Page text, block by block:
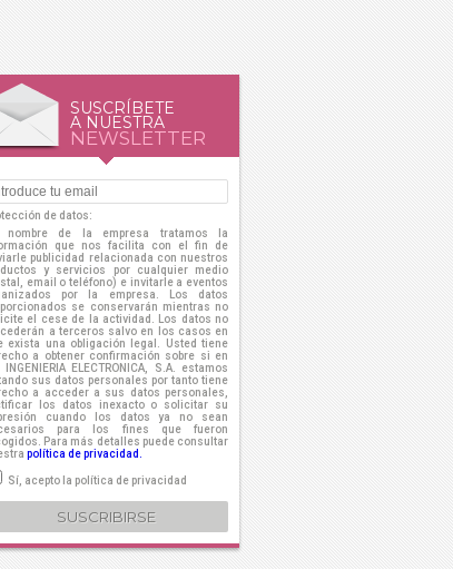
SUSCRÍBETE
A NUESTRA
NEWSLETTER
de datos:
nombre de la empresa tratamos la
que nos facilita con el fin de
publicidad relacionada con nuestros
y servicios por cualquier medio
email o teléfono) e invitarle a eventos
por la empresa. Los datos
se conservarán mientras no
el cese de la actividad. Los datos no
a terceros salvo en los casos en
exista una obligación legal. Usted tiene
a obtener confirmación sobre si en
INGENIERIA ELECTRONICA, S.A. estamos
sus datos personales por tanto tiene
a acceder a sus datos personales,
los datos inexacto o solicitar su
cuando los datos ya no sean
para los fines que fueron
Para más detalles puede consultar
política de privacidad.
Sí, acepto la política de privacidad